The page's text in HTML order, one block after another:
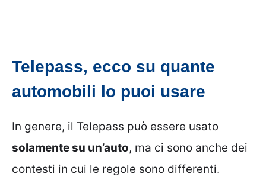
Telepass, ecco su quante
automobili lo puoi usare
In genere, il Telepass può essere usato
solamente su un’auto, ma ci sono anche dei
contesti in cui le regole sono differenti.